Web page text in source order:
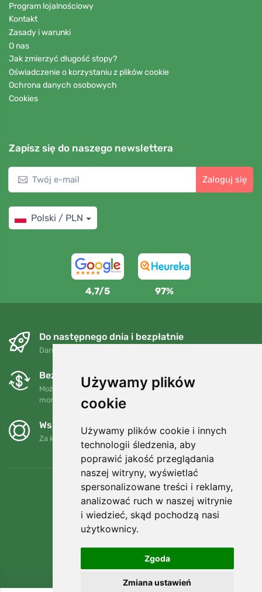
Używamy plików
cookie
Używamy plików cookie i innych
technologii śledzenia, aby
poprawić jakość przeglądania
naszej witryny, wyświetlać
spersonalizowane treści i reklamy,
analizować ruch w naszej witrynie
i wiedzieć, skąd pochodzą nasi
użytkownicy.
Zgoda
Zmiana ustawień
Program lojalnościowy
Kontakt
Zasady i warunki
O nas
Jak zmierzyć długość stopy?
Oświadczenie o korzystaniu z plików cookie
Ochrona danych osobowych
Cookies
Zapisz się do naszego newslettera
Zaloguj się
Polski / PLN
4,7/5 97%
Do następnego dnia i bezpłatnie
Darmowa wysyłka dla zamówień powyżej 250 PLN
Bezpłatne wymiany i zwroty
Możesz zwrócić lub wymienić swoje zamówienie w dowolnym
momencie w ciągu 90 dni.
Wspieramy Trees.org
Za każde zamówienie sadzimy drzewo! Czytaj więcej